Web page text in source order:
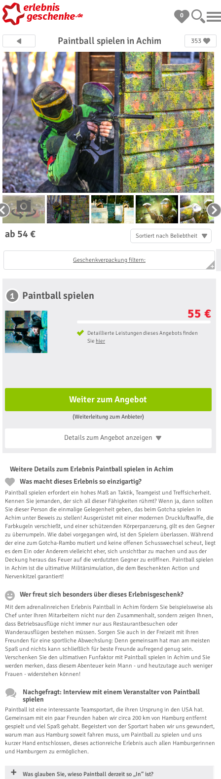
0
Paintball spielen in Achim 353
ab 54 € Sortiert nach Beliebtheit
Geschenkverpackung filtern:
1 Paintball spielen
55 €
Detaillierte Leistungen dieses Angebots finden
Sie hier
Weiter zum Angebot
(Weiterleitung zum Anbieter)
Details zum Angebotanzeigen
Weitere Details zum Erlebnis Paintball spielen in Achim
Was macht dieses Erlebnis so einzigartig?
Paintball spielen erfordert ein hohes Maß an Taktik, Teamgeist und Treffsicherheit.
Kennen Sie jemanden, der sich all dieser Fähigkeiten rühmt? Wenn ja, dann sollten
Sie dieser Person die einmalige Gelegenheit geben, das beim Gotcha spielen in
Achim unter Beweis zu stellen! Ausgerüstet mit einer modernen Druckluftwaffe, die
Farbkugeln verschießt, und einer schützenden Körperpanzerung, gilt es den Gegner
zu überrumpeln. Wie dabei vorgegangen wird, ist den Spielern überlassen. Während
der eine zum Gotcha-Rambo mutiert und keine offenen Schusswechsel scheut, liegt
es dem Ein oder Anderem vielleicht eher, sich unsichtbar zu machen und aus der
Deckung heraus das Feuer auf die verdutzten Gegner zu eröffnen. Paintball spielen
in Achim ist die ultimative Militärsimulation, die dem Beschenkten Action und
Nervenkitzel garantiert!
Wer freut sich besonders über dieses Erlebnisgeschenk?
Mit dem adrenalinreichen Erlebnis Paintball in Achim fördern Sie beispielsweise als
Chef unter Ihren Mitarbeitern nicht nur den Zusammenhalt, sondern zeigen Ihnen,
dass Betriebsausflüge nicht immer nur aus Restaurantbesuchen oder
Wanderausflügen bestehen müssen. Sorgen Sie auch in der Freizeit mit Ihren
Freunden für eine sportliche Abwechslung: Denn gemeinsam hat man am meisten
Spaß und nichts kann schließlich für beste Freunde aufregend genug sein.
Verschenken Sie den ultimativen Funfaktor mit Paintball spielen in Achim und Sie
werden merken, dass diesem Abenteuer kein Mann - und heutzutage auch weniger
Frauen - widerstehen können!
Nachgefragt: Interview mit einem Veranstalter von Paintball
spielen
Paintball ist eine interessante Teamsportart, die ihren Ursprung in den USA hat.
Gemeinsam mit ein paar Freunden haben wir circa 200 km von Hamburg entfernt
gespielt und viel Spaß gehabt. Begeistert von der Sportart haben wir uns gewundert,
warum man aus Hamburg soweit fahren muss, um Paintball zu spielen und uns
kurzer Hand entschlossen, dieses actionreiche Erlebnis auch allen Hamburgerinnen
und Hamburgern zu ermöglichen.
Was glauben Sie, wieso Paintball derzeit so „In“ ist?